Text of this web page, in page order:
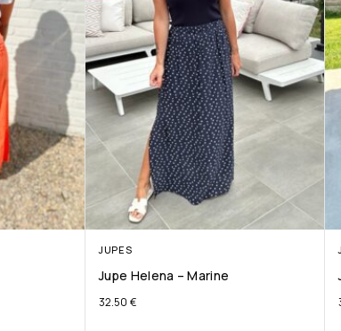
JUPES
Jupe Helena – Marine
32.50 €